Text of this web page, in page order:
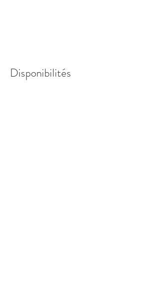
Disponibilités